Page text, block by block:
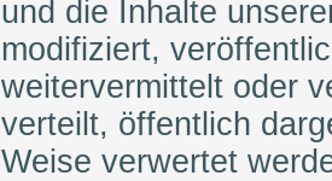
und die Inhalte
modifiziert,
weitervermittelt oder
verteilt, öffentlich
Weise verwertet